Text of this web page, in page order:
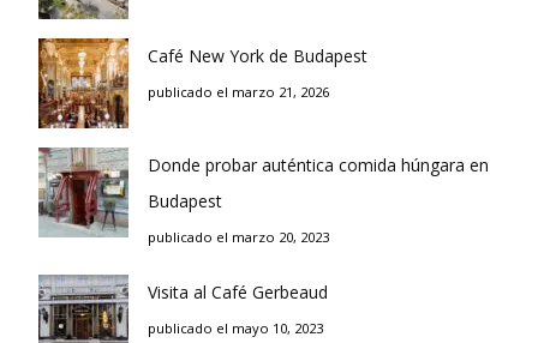
Café New York de Budapest
publicado el marzo 21, 2026
Donde probar auténtica comida húngara en
Budapest
publicado el marzo 20, 2023
Visita al Café Gerbeaud
publicado el mayo 10, 2023